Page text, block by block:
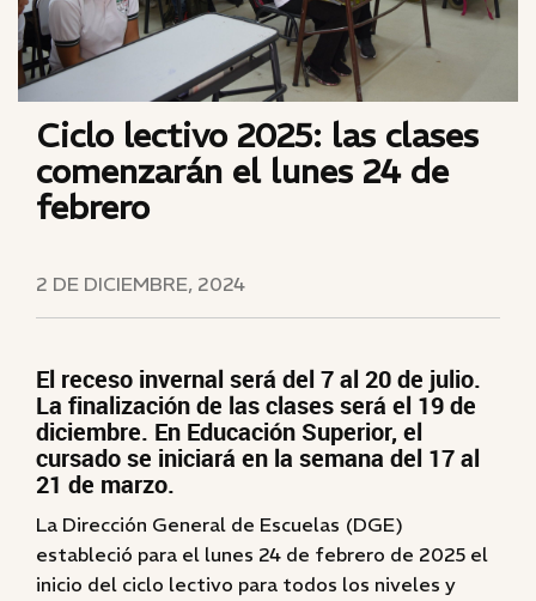
Ciclo lectivo 2025: las clases
comenzarán el lunes 24 de
febrero
2 DE DICIEMBRE, 2024
El receso invernal será del 7 al 20 de julio.
La finalización de las clases será el 19 de
diciembre. En Educación Superior, el
cursado se iniciará en la semana del 17 al
21 de marzo.
La Dirección General de Escuelas (DGE)
estableció para el lunes 24 de febrero de 2025 el
inicio del ciclo lectivo para todos los niveles y